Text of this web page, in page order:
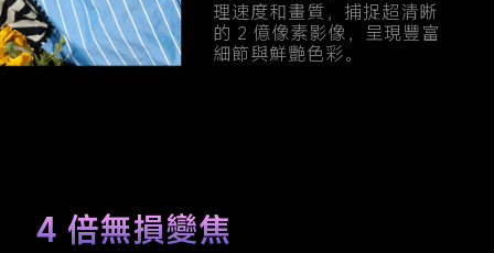
理速度和畫質，捕捉超清晰
的 2 億像素影像，呈現豐富
細節與鮮艷色彩。
4 倍無損變焦